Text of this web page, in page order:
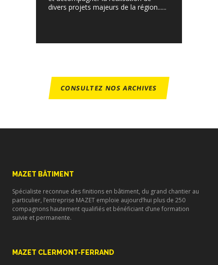
divers projets majeurs de la région......
CONSULTEZ NOS ARCHIVES
MAZET BÂTIMENT
Spécialiste reconnue des finitions en bâtiment, du grand chantier au
particulier, l’entreprise MAZET emploie aujourd’hui plus de 250
compagnons hautement qualifiés et bénéficiant d’une formation
suivie et permanente.
MAZET CLERMONT-FERRAND